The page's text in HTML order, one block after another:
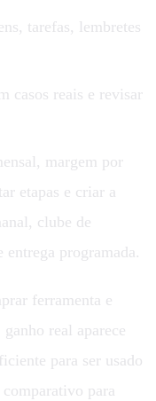
tarefas, lembretes
casos reais e revisar
margem por
etapas e criar a
clube de
entrega programada.
ferramenta e
real aparece
para ser usado
para